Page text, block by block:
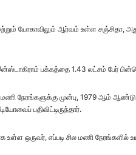
யோகாவிலும் ஆர்வம் உள்ள சஞ்சிதா,
பக்கத்தை 1.43 லட்சம் பேர்
நேரங்களுக்கு முன்பு, 1979 ஆம் ஆண்டு
பதிவிட்டிருந்தார்.
உள்ள ஒருவர், எப்படி சில மணி